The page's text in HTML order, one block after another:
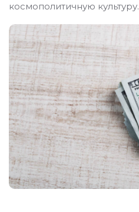
космополитичную культуру.